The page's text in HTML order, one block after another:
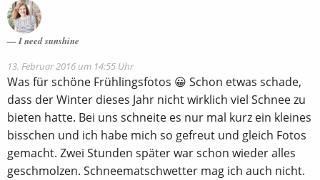
I need sunshine
13. Februar 2016 um 14:55 Uhr
Was für schöne Frühlingsfotos 😀 Schon etwas schade,
dass der Winter dieses Jahr nicht wirklich viel Schnee zu
bieten hatte. Bei uns schneite es nur mal kurz ein kleines
bisschen und ich habe mich so gefreut und gleich Fotos
gemacht. Zwei Stunden später war schon wieder alles
geschmolzen. Schneematschwetter mag ich auch nicht.